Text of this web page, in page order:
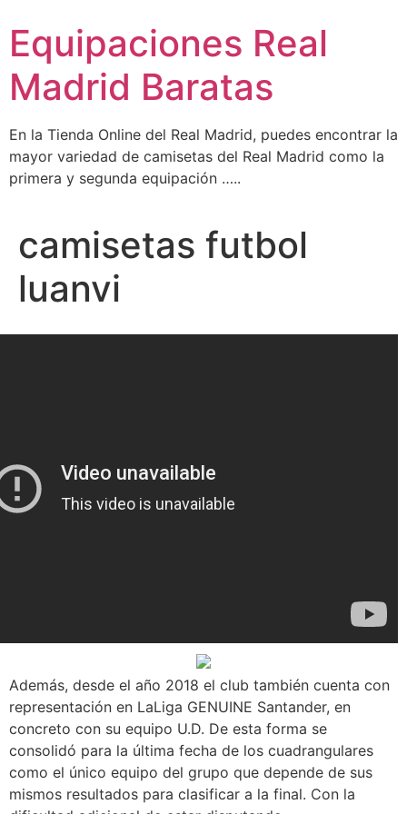
contenido
Equipaciones Real
Madrid Baratas
En la Tienda Online del Real Madrid, puedes encontrar la
mayor variedad de camisetas del Real Madrid como la
primera y segunda equipación …..
camisetas futbol
luanvi
Además, desde el año 2018 el club también cuenta con
representación en LaLiga GENUINE Santander, en
concreto con su equipo U.D. De esta forma se
consolidó para la última fecha de los cuadrangulares
como el único equipo del grupo que depende de sus
mismos resultados para clasificar a la final. Con la